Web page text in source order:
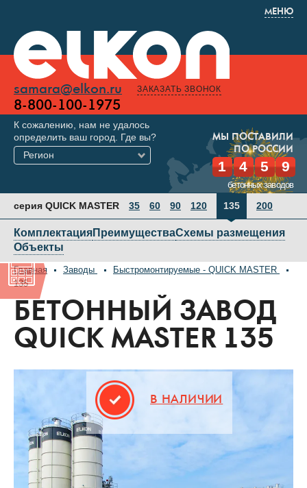
МЕНЮ
samara@elkon.ru
8-800-100-1975
ЗАКАЗАТЬ ЗВОНОК
МЫ ПОСТАВИЛИ
ПО РОССИИ
1 4 5 9
бетонных заводов
К сожалению, нам не удалось
определить ваш город. Где вы?
Регион
серия QUICK MASTER 35 60 90 120 135 200
КомплектацияПреимуществаСхемы размещения
Объекты
Главная Заводы
Быстромонтируемые - QUICK MASTER
135
БЕТОННЫЙ ЗАВОД
QUICK MASTER 135
В НАЛИЧИИ